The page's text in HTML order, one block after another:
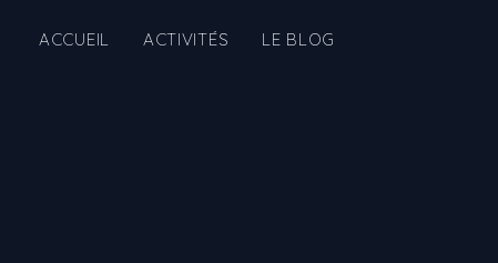
ACCUEIL ACTIVITÉS LE BLOG